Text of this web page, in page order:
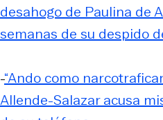
desahogo de Paulina de
semanas de su despido
-“Ando como
Allende-Salazar acusa